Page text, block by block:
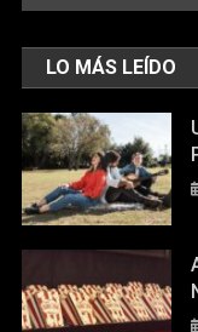
LO MÁS LEÍDO